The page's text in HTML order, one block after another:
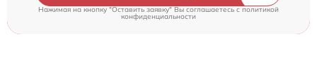
Нажимая на кнопку "Оставить заявку" Вы соглашаетесь cполитикой
конфиденциальности